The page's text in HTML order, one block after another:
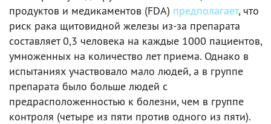
продуктов и медикаментов (FDA) предполагает, что
риск рака щитовидной железы из-за препарата
составляет 0,3 человека на каждые 1000 пациентов,
умноженных на количество лет приема. Однако в
испытаниях участвовало мало людей, а в группе
препарата было больше людей с
предрасположенностью к болезни, чем в группе
контроля (четыре из пяти против одного из пяти).